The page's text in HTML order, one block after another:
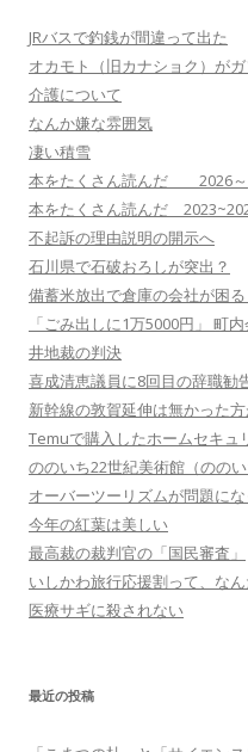
JRバスで釣銭が間違って出た
オカモト（旧カナショク）が
介護について
なんか嫌な雰囲気
凄い積雪
本をたくさん読んだ 2026～
本をたくさん読んだ
不起訴の理由説明の開示へ
石川県で石破おろしが突出？
備蓄米放出で倉庫の会社が困る
「ごみ出しに1万5000円」 町
井地裁の判決
喜成清恵議員に8回目の辞職勧
新幹線の敦賀延伸は無かった
Temuで購入したホームセキュ
ののいち22世紀美術館（のの
オーバーツーリズムが問題に
今年の紅葉は美しい
最高裁の裁判官の「国民審査」
いしかわ旅行応援割って、な
医療サギに殺されない
最近の投稿